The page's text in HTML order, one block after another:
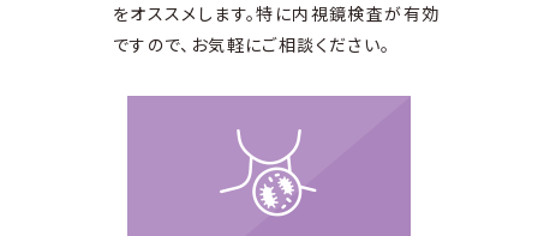
をオススメします。特に内視鏡検査が有効
ですので、お気軽にご相談ください。